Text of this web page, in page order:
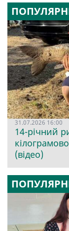
31.07.2026 16:00
14-річний
(відео)